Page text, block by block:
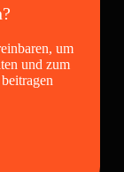
um
und zum